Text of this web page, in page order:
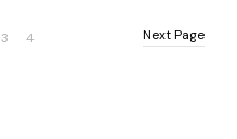
3 4 Next Page